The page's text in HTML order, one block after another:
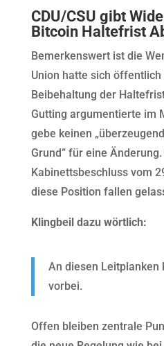
CDU/CSU gibt
Bitcoin Haltefrist
Bemerkenswert ist die
Union hatte sich
Beibehaltung der
Gutting argumentierte im
gebe keinen
Grund” für eine
Kabinettsbeschluss vom
diese Position fallen
Klingbeil dazu wörtlich:
An diesen Leitplanken
vorbei.
Offen bleiben zentrale